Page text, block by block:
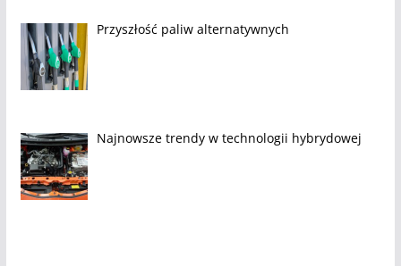
Przyszłość paliw alternatywnych
Najnowsze trendy w technologii hybrydowej